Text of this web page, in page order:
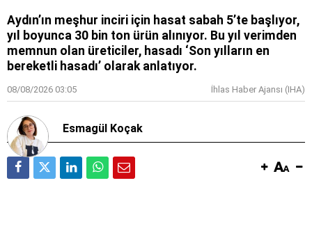
Aydın’ın meşhur inciri için hasat sabah 5’te başlıyor,
yıl boyunca 30 bin ton ürün alınıyor. Bu yıl verimden
memnun olan üreticiler, hasadı ‘Son yılların en
bereketli hasadı’ olarak anlatıyor.
08/08/2026 03:05 İhlas Haber Ajansı (IHA)
Esmagül Koçak